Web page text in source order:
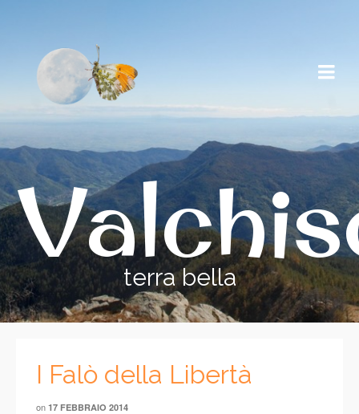
terra bella
I Falò della Libertà
on 17 FEBBRAIO 2014